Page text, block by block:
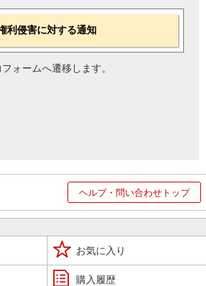
利侵害に対する通知
フォームへ遷移します。
ヘルプ・問い合わせトップ
お気に入り
購入履歴